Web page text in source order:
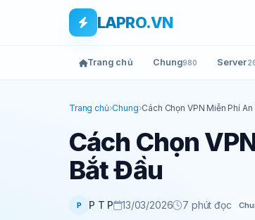
Skip to main content
Bỏ qua tới nội dung
LAPRO.VN
Trang chủ Chung980 Server
Trang chủ›Chung›Cách Chọn VPN Miễn Phí
Cách Chọn
Bắt Đầu
P P T P 13/03/2026 7 phút đọc